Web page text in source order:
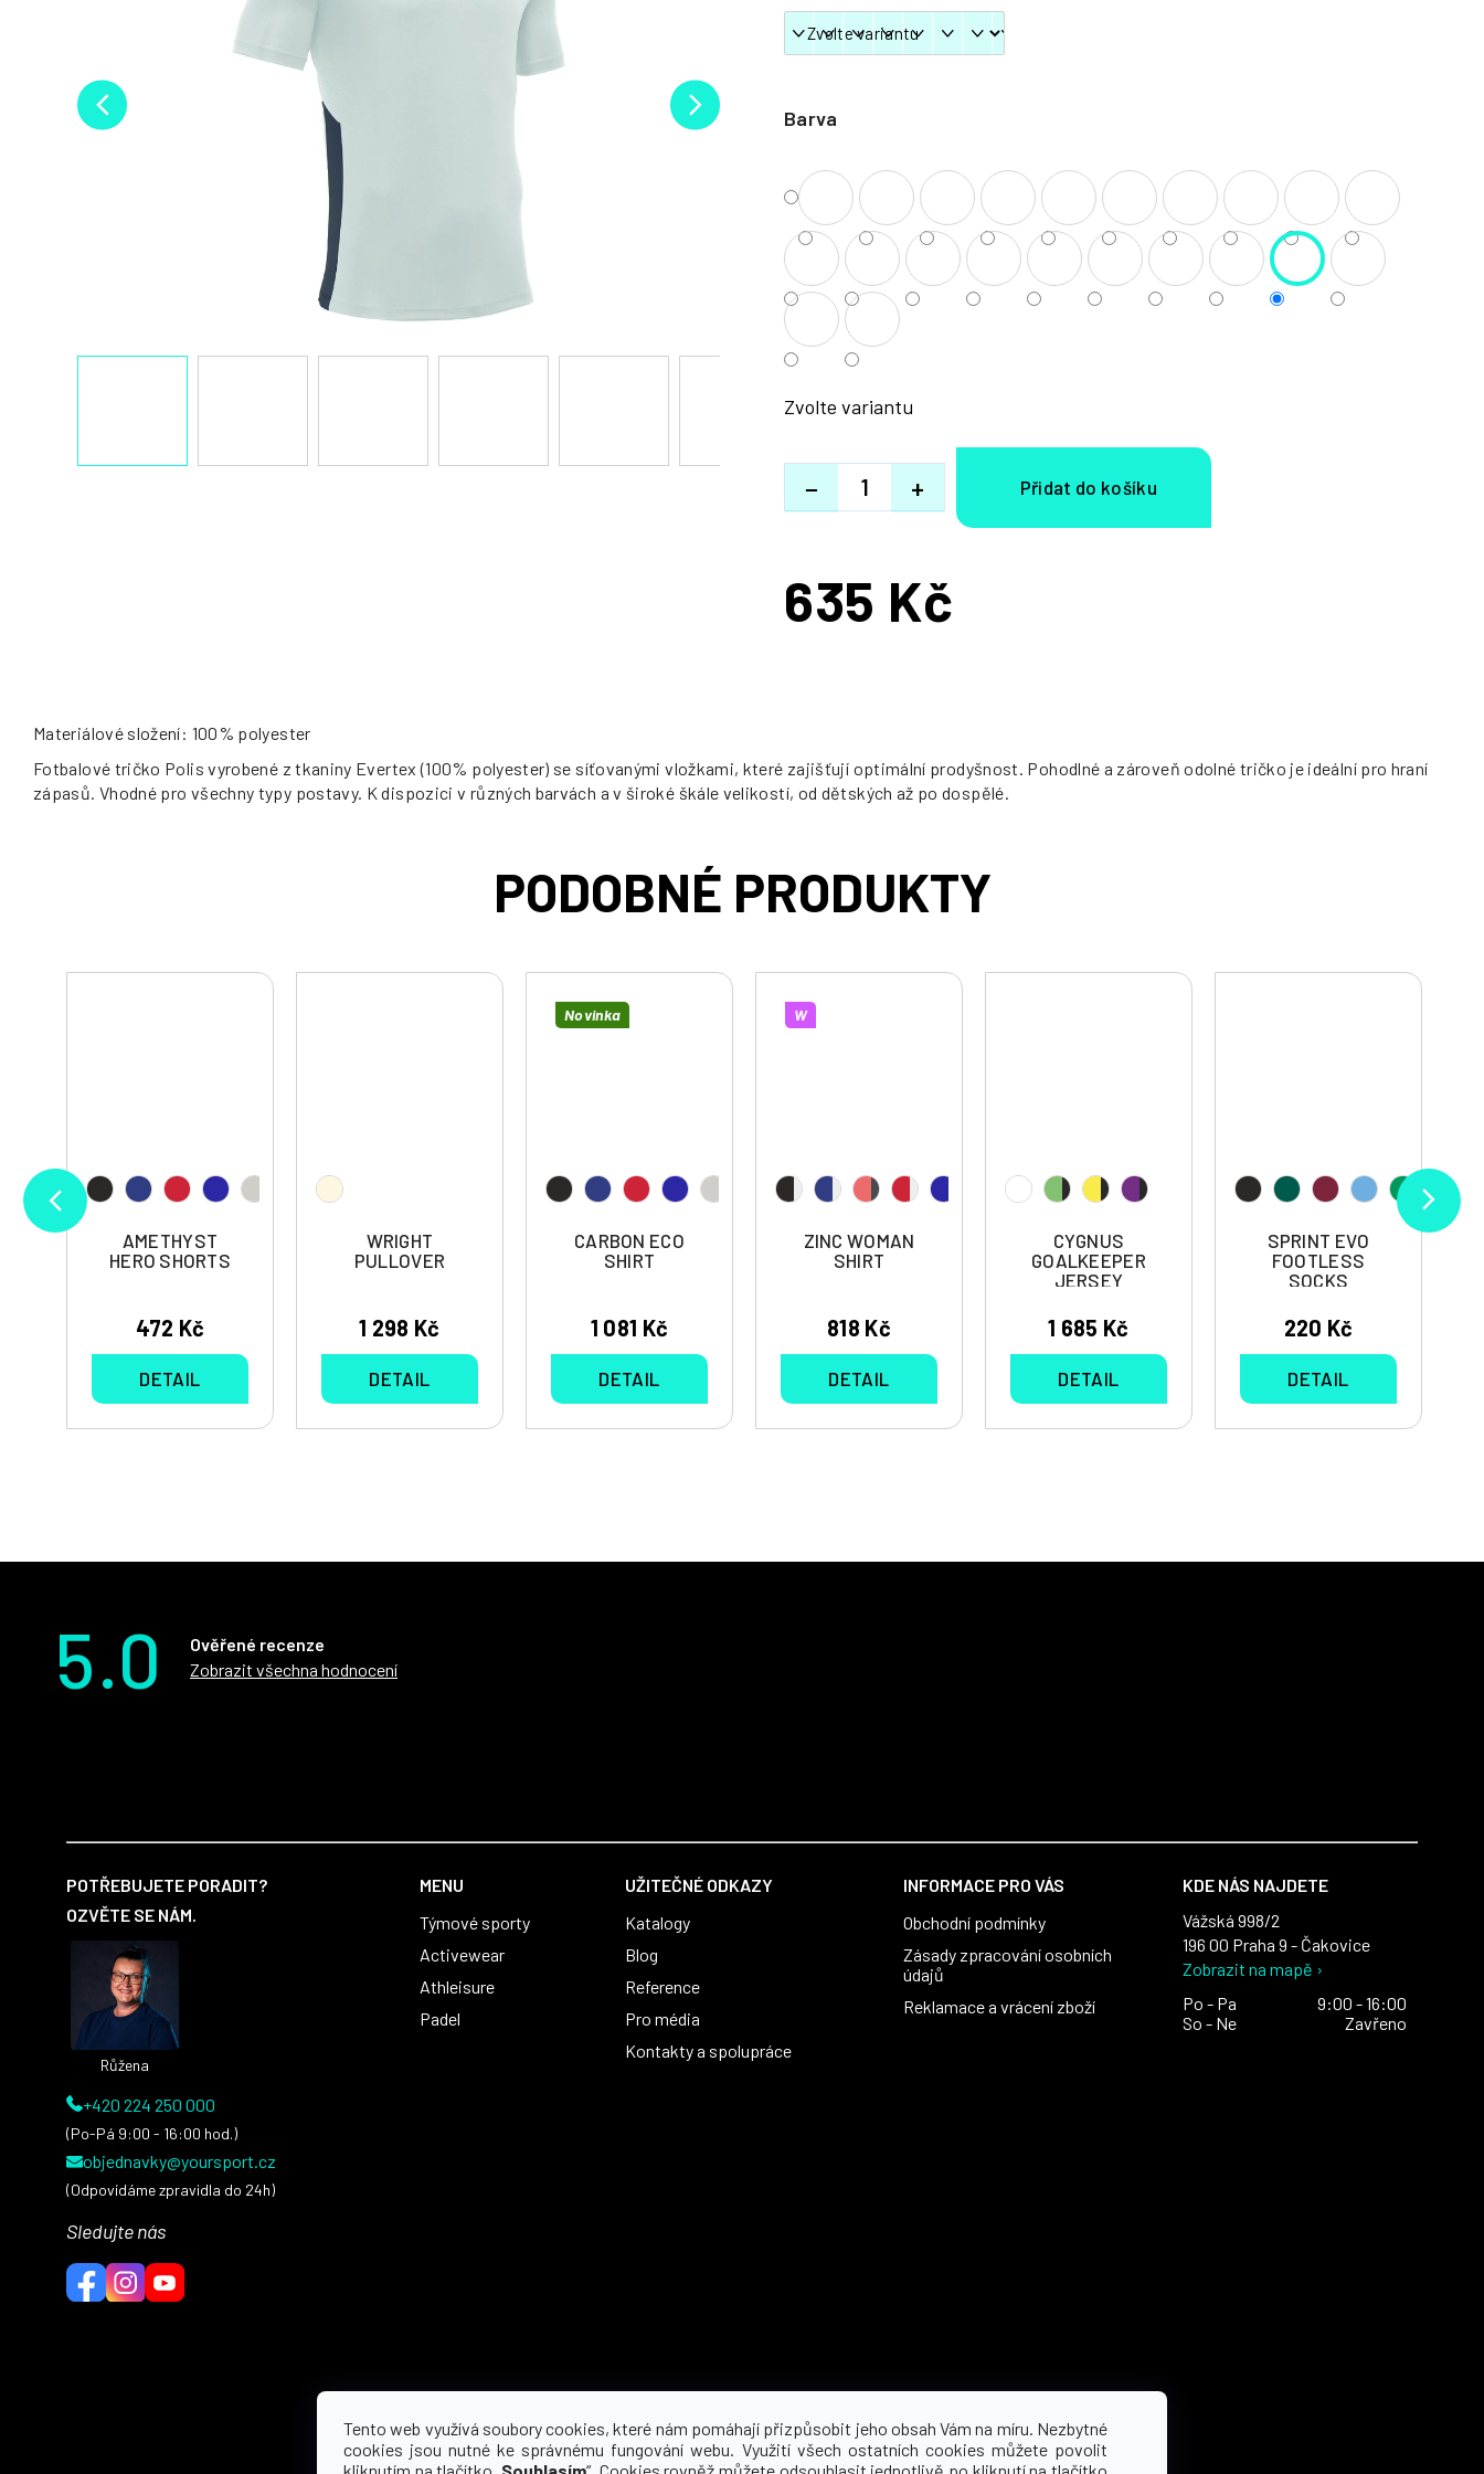
Tento web využívá soubory cookies, které nám pomáhají přizpůsobit jeho obsah Vám na míru. Nezbytné
cookies jsou nutné ke správnému fungování webu. Využití všech ostatních cookies můžete povolit
Barva
Zvolte variantu
+
−
635 Kč
Měrná
Materiálové složení: 100% polyester
Fotbalové tričko Polis vyrobené z tkaniny Evertex (100% polyester) se síťovanými vložkami, které zajišťují optimální prodyšnost. Pohodlné a zároveň odolné tričko je ideální pro hraní
zápasů. Vhodné pro všechny typy postavy. K dispozici v různých barvách a v široké škále velikostí, od dětských až po dospělé.
AMETHYST
HERO SHORTS
472 Kč
DETAIL
WRIGHT
PULLOVER
1 298 Kč
DETAIL
Novinka
CARBON ECO
SHIRT
1 081 Kč
DETAIL
W
ZINC WOMAN
SHIRT
818 Kč
DETAIL
CYGNUS
GOALKEEPER
JERSEY
1 685 Kč
DETAIL
SPRINT EVO
FOOTLESS
SOCKS
220 Kč
DETAIL
5.0
Ověřené recenze
Zobrazit všechna hodnocení
POTŘEBUJETE PORADIT?
OZVĚTE SE NÁM.
Růžena
+420 224 250 000
(Po-Pá 9:00 - 16:00 hod.)
objednavky@yoursport.cz
(Odpovídáme zpravidla do 24h)
Sledujte nás
MENU
Týmové sporty
Activewear
Athleisure
Padel
UŽITEČNÉ ODKAZY
Katalogy
Blog
Reference
Pro média
Kontakty a spolupráce
INFORMACE PRO VÁS
Obchodní podmínky
Zásady zpracování osobních
údajů
Reklamace a vrácení zboží
KDE NÁS NAJDETE
Vážská 998/2
196 00 Praha 9 - Čakovice
Zobrazit na mapě ›
Po - Pa
9:00 - 16:00
So - Ne
Zavřeno
Možnosti dopravy